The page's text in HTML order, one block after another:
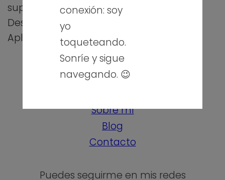
superior de
Desarrollo de
Aplicaciones…
superior de
Aplicaciones…
Sobre mí
Blog
Contacto
Puedes seguirme en mis redes
conexión: soy
yo
toqueteando.
Sonríe y sigue
navegando. 😉